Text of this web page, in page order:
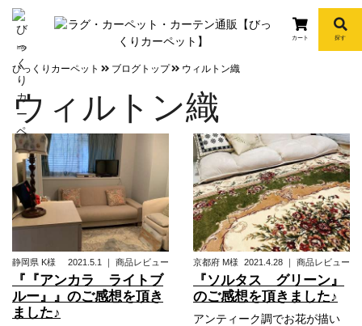
info
カート 探す
びっくりカーペット ブログトップ ウィルトン織
ウィルトン織
静岡県 K様 2021.5.1 ｜ 商品レビュー
『『アンカラ ライトブ
ルー』』のご感想を頂き
ました♪
京都府 M様 2021.4.28 ｜ 商品レビュー
『ソルタス グリーン』
のご感想を頂きました♪
アンティーク調でお花が描い